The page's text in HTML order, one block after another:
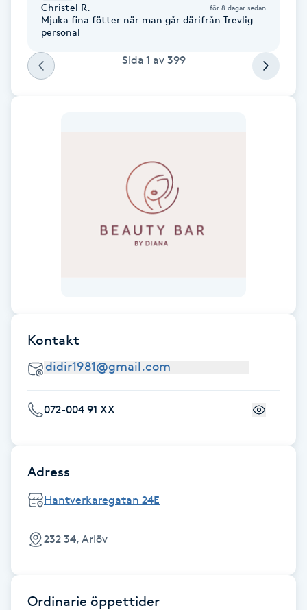
Hudföryngring
Hårförlängning
Hälsa
IR-massage
Christel R. för 8 dagar sedan
Mjuka fina fötter när man går därifrån Trevlig
personal
Sida 1 av 399
Kontakt
072-004 91 XX
Adress
Hantverkaregatan 24E
232 34, Arlöv
Ordinarie öppettider